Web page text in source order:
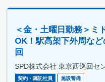
＜金・土曜日勤務＞ミ
OK！駅高架下外周な
回
SPD株式会社 東京西巡回セ
契約・嘱託社員 施設警備